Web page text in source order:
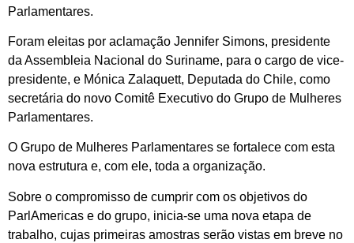
Parlamentares.
Foram eleitas por aclamação Jennifer Simons, presidente
da Assembleia Nacional do Suriname, para o cargo de vice-
presidente, e Mónica Zalaquett, Deputada do Chile, como
secretária do novo Comitê Executivo do Grupo de Mulheres
Parlamentares.
O Grupo de Mulheres Parlamentares se fortalece com esta
nova estrutura e, com ele, toda a organização.
Sobre o compromisso de cumprir com os objetivos do
ParlAmericas e do grupo, inicia-se uma nova etapa de
trabalho, cujas primeiras amostras serão vistas em breve no